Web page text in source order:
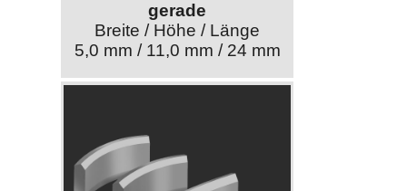
gerade
Breite / Höhe / Länge
5,0 mm / 11,0 mm / 24 mm